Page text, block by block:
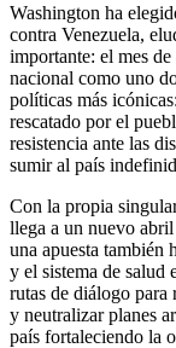
Washington ha
contra Venezuela,
importante: el mes
nacional como uno
políticas más
rescatado por el
resistencia ante las
sumir al país
Con la propia
llega a un nuevo
una apuesta también
y el sistema de salud
rutas de diálogo para
y neutralizar planes
país fortaleciendo la